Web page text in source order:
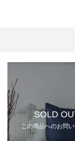
SOLD
この商品へのお問